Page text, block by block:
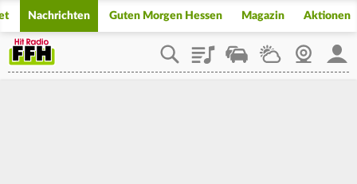
Nachrichten Guten Morgen Hessen Magazin Aktionen
PlaylistStaupilotWetterWebcam